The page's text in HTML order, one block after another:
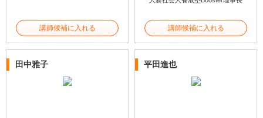
講師候補に入れる 講師候補に入れる
田中雅子 平田進也